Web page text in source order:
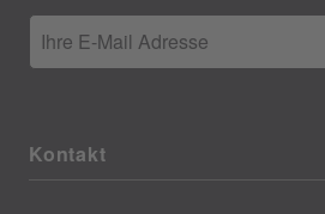
Ihre E-Mail Adresse
Kontakt